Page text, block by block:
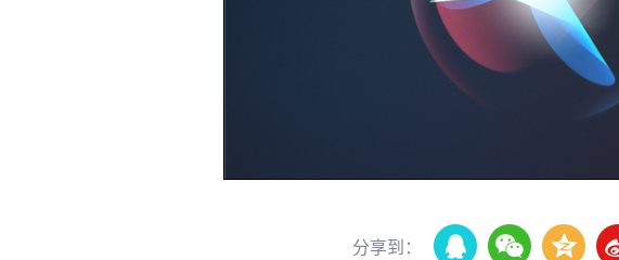
分享到：